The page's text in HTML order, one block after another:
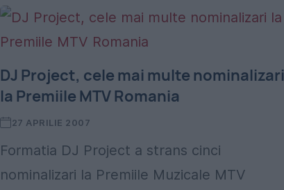
DJ Project, cele mai multe
la Premiile MTV Romania
27 APRILIE 2007
Formatia DJ Project a strans cinci
nominalizari la Premiile Muzicale MTV